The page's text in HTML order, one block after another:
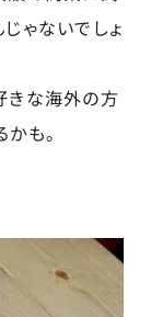
ゃないでしょ
きな海外の方
も。